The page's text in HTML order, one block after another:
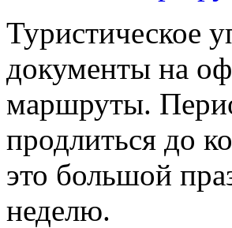
Туристическое
документы на
маршруты.
продлиться до
это большой
неделю.